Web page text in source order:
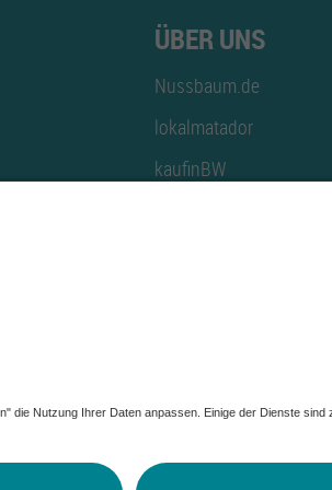
ÜBER UNS
Nussbaum.de
lokalmatador
kaufinBW